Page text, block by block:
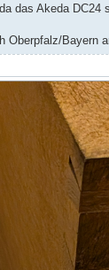
das Akeda DC24
Bayern